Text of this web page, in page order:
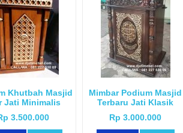
Khutbah Masjid
Jati Minimalis
3.500.000
Mimbar Podium Masjid
Terbaru Jati Klasik
Rp 3.000.000